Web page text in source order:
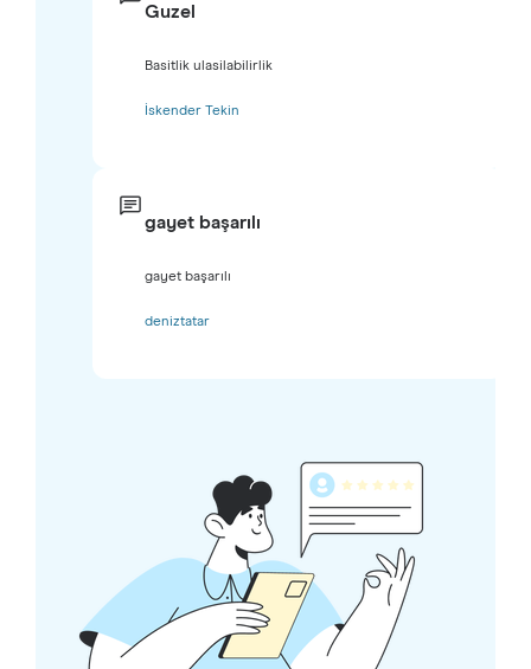
Guzel
Basitlik ulasilabilirlik
İskender Tekin
gayet başarılı
gayet başarılı
deniztatar